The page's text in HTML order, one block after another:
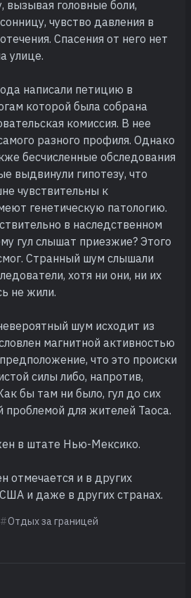
вызывая головные боли,
чувство давления в
Спасения от него нет
улице.
написали петицию в
которой была собрана
комиссия. В нее
разного профиля. Однако
бесчисленные обследования
выдвинули гипотезу, что
чувствительны к
генетическую патологию.
в наследственном
гул слышат приезжие? Этого
Странный шум слышали
хотя ни они, ни их
не жили.
шум исходит из
магнитной активностью
что это происки
силы либо, напротив,
бы там ни было, гул до сих
проблемой для жителей Таоса.
в штате Нью-Мексико.
отмечается и в других
и даже в других странах.
Отдых за границей